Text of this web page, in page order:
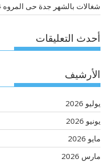
شغالات بالشهر جدة حى المروه 0562346904
أحدث التعليقات
الأرشيف
يوليو 2026
يونيو 2026
مايو 2026
مارس 2026